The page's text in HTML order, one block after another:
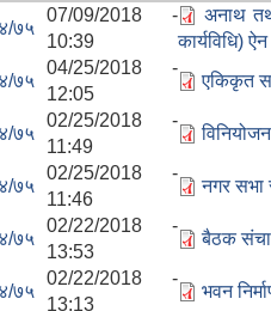
७५
07/09/2018 -
10:39
अनाथ
कार्यविधि)
७५
04/25/2018 -
12:05
एकिकृत
७५
02/25/2018 -
11:49
७५
02/25/2018 -
11:46
नगर सभा
७५
02/22/2018 -
13:53
बैठक
७५
02/22/2018 -
13:13
भवन